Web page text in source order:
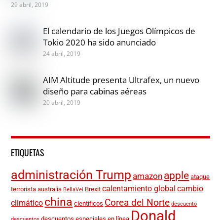
29 abril, 2019
El calendario de los Juegos Olímpicos de
Tokio 2020 ha sido anunciado
24 abril, 2019
AIM Altitude presenta Ultrafex, un nuevo
diseño para cabinas aéreas
20 abril, 2019
ETIQUETAS
administración Trump amazon apple ataque
terrorista australia BellaVei Brexit calentamiento global cambio
climático china científicos Corea del Norte descuento
Donald